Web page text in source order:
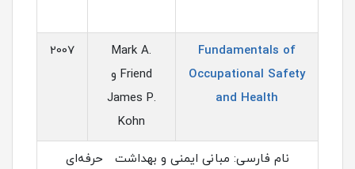
Fundamentals of
Occupational Safety
and Health
Mark A.
Friend و
James P.
Kohn
2007
نام فارسی: مبانی ایمنی و بهداشت حرفه‌ای